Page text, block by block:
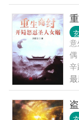
她
努
教
哥
友
现
辛
玄
最